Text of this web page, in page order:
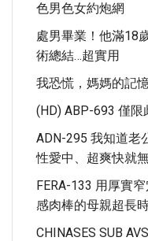
色男色女約炮網
處男畢業！他滿18
術總結…超實用
我恐慌，媽媽的記
(HD) ABP-693 僅
ADN-295 我知道老
性愛中、超爽快就
FERA-133 用厚實
感肉棒的母親超長
CHINASES SUB